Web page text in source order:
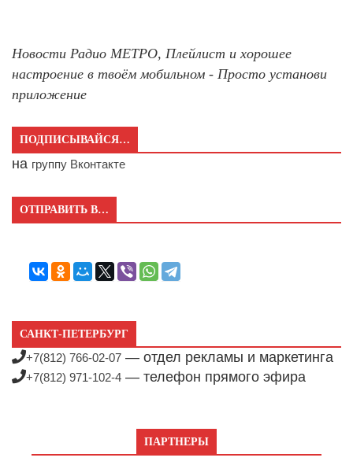
Новости Радио МЕТРО, Плейлист и хорошее
настроение в твоём мобильном - Просто установи
приложение
ПОДПИСЫВАЙСЯ…
на группу Вконтакте
ОТПРАВИТЬ В…
САНКТ-ПЕТЕРБУРГ
+7(812) 766-02-07 — отдел рекламы и маркетинга
+7(812) 971-102-4 — телефон прямого эфира
ПАРТНЕРЫ